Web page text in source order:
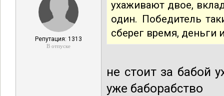
Репутация: 1313
В отпуске
ухаживают двое,
один. Победитель
сберег время, деньги
не стоит за бабой
уже баборабство